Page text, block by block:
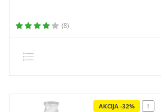
(8)
AKCIJA -32% !